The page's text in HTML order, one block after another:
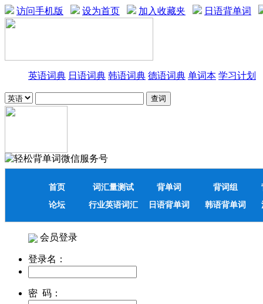
访问手机版 设为首页 加入收藏夹 日语背单词
英语词典 日语词典 韩语词典 德语词典 单词本 学习计划
首页 词汇量测试 背单词 背词组
论坛
行业英语词汇 日语背单词 韩语背单词
会员登录
登录名：
密 码：